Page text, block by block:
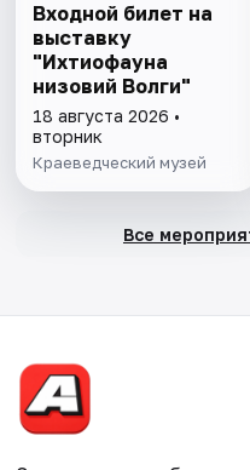
Входной билет на
выставку
"Ихтиофауна
низовий Волги"
18 августа 2026 •
вторник
Краеведческий музей
Все